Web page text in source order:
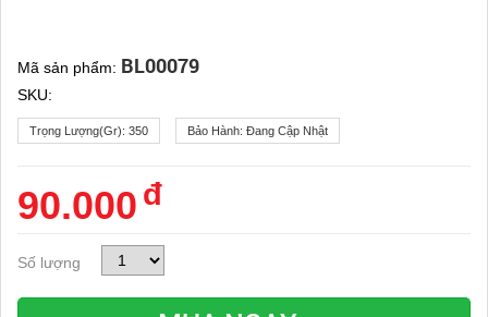
Mã sản phẩm: BL00079
SKU:
Trọng Lượng(gr): 350 Bảo Hành: Đang Cập Nhật
90.000 đ
Số lượng